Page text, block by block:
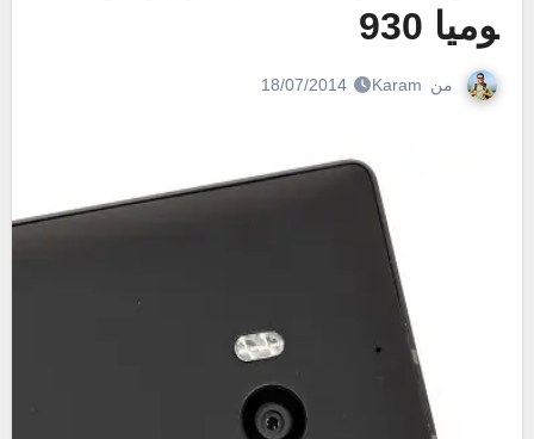
وميا 930
من Karam
18/07/2014